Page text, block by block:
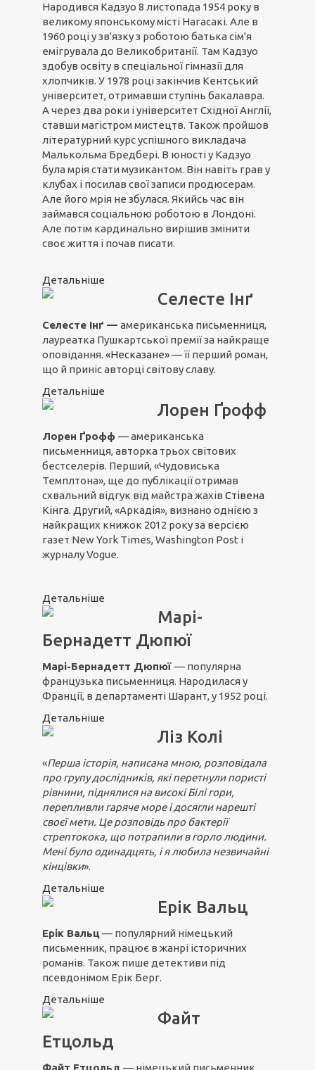
Народився Кадзуо 8 листопада 1954 року в
великому японському місті Нагасакі. Але в
1960 році у зв'язку з роботою батька сім'я
емігрувала до Великобританії. Там Кадзуо
здобув освіту в спеціальної гімназії для
хлопчиків. У 1978 році закінчив Кентський
університет, отримавши ступінь бакалавра.
А через два роки і університет Східної Англії,
ставши магістром мистецтв. Також пройшов
літературний курс успішного викладача
Малькольма Бредбері. В юності у Кадзуо
була мрія стати музикантом. Він навіть грав у
клубах і посилав свої записи продюсерам.
Але його мрія не збулася. Якийсь час він
займався соціальною роботою в Лондоні.
Але потім кардинально вирішив змінити
своє життя і почав писати.
Детальніше
Селесте Інґ
Селесте Інґ — американська письменниця,
лауреатка Пушкартської премії за найкраще
оповідання. «Несказане»— її перший роман,
що й приніс авторці світову славу.
Детальніше
Лорен Ґрофф
Лорен Ґрофф — американська
письменниця, авторка трьох світових
бестселерів. Перший, «Чудовиська
Темплтона», ще до публікації отримав
схвальний відгук від майстра жахів Стівена
Кінга. Другий, «Аркадія», визнано однією з
найкращих книжок 2012 року за версією
газет New York Times, Washington Post і
журналу Vogue.
Детальніше
Марі-
Бернадетт Дюпюї
Марі-Бернадетт Дюпюї — популярна
французька письменниця. Народилася у
Франції, в департаменті Шарант, у 1952 році.
Детальніше
Ліз Колі
«Перша історія, написана мною, розповідала
про групу дослідників, які перетнули пористі
рівнини, піднялися на високі Білі гори,
перепливли гаряче море і досягли нарешті
своєї мети. Це розповідь про бактерії
стрептокока, що потрапили в горло людини.
Мені було одинадцять, і я любила незвичайні
кінцівки».
Детальніше
Ерік Вальц
Ерік Вальц— популярний німецький
письменник, працює в жанрі історичних
романів. Також пише детективи під
псевдонімом Ерік Берг.
Детальніше
Файт
Етцольд
Файт Етцольд — німецький письменник,